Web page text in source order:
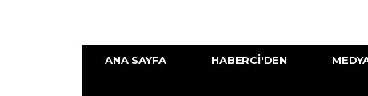
ANA SAYFA HABERCI'DEN